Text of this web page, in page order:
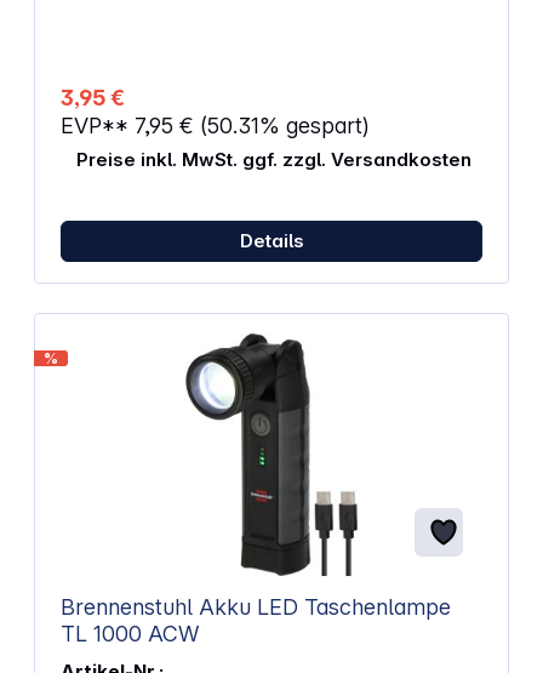
3,95 €
EVP** 7,95 € (50.31% gespart)
Preise inkl. MwSt. ggf. zzgl. Versandkosten
Details
%
Brennenstuhl Akku LED Taschenlampe
TL 1000 ACW